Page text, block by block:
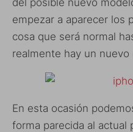
empezar a aparecer los
cosa que será normal
realmente hay un
En esta ocasión
forma parecida al actual